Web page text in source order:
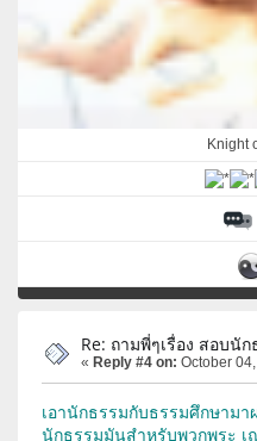
Knight
Re: ถามพี่ๆเรื่อง สอบนั
« Reply #4 on: October
เอานักธรรมกับธรรมศึกษาม
นักธรรมมันสำหรับพวกพระ เ